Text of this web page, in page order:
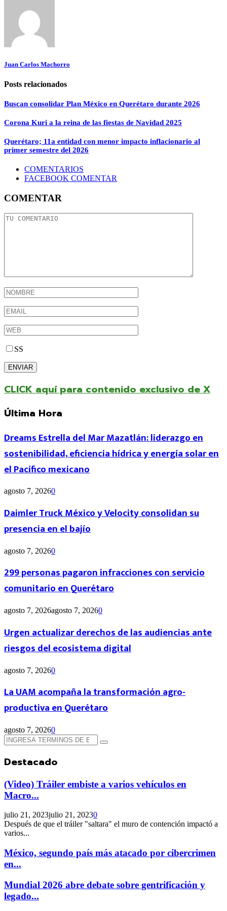
Juan Carlos Machorro
Posts relacionados
Buscan consolidar Plan México en Querétaro durante 2026
Corona Kuri a la reina de las fiestas de Navidad 2025
Querétaro; 11a entidad con menor impacto inflacionario al
primer semestre del 2026
COMENTARIOS
FACEBOOK COMENTAR
COMENTAR
SS
CLICK aquí para contenido exclusivo de X
Última Hora
Dreams Estrella del Mar Mazatlán: liderazgo en
sostenibilidad, eficiencia hídrica y energía solar en
el Pacífico mexicano
agosto 7, 20260
Daimler Truck México y Velocity consolidan su
presencia en el bajío
agosto 7, 20260
299 personas pagaron infracciones con servicio
comunitario en Querétaro
agosto 7, 2026agosto 7, 20260
Urgen actualizar derechos de las audiencias ante
riesgos del ecosistema digital
agosto 7, 20260
La UAM acompaña la transformación agro-
productiva en Querétaro
agosto 7, 20260
Búsqueda
de:
Búsqueda
Destacado
(Video) Tráiler embiste a varios vehículos en
Macro...
julio 21, 2023julio 21, 20230
Después de que el tráiler "saltara" el muro de contención impactó a
varios...
México, segundo país más atacado por cibercrimen
en...
Mundial 2026 abre debate sobre gentrificación y
legado...